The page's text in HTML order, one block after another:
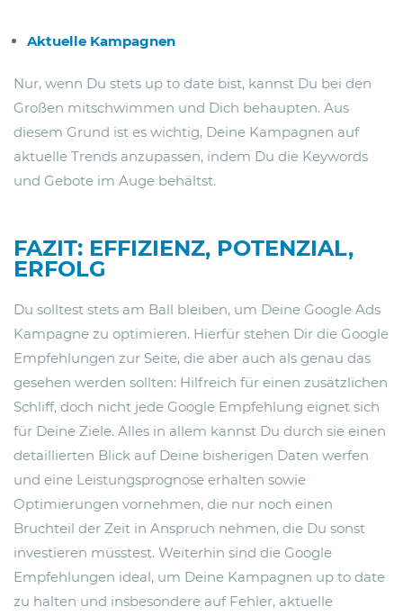
Aktuelle Kampagnen
Nur, wenn Du stets up to date bist, kannst Du bei den
Großen mitschwimmen und Dich behaupten. Aus
diesem Grund ist es wichtig, Deine Kampagnen auf
aktuelle Trends anzupassen, indem Du die Keywords
und Gebote im Auge behältst.
FAZIT: EFFIZIENZ, POTENZIAL,
ERFOLG
Du solltest stets am Ball bleiben, um Deine Google Ads
Kampagne zu optimieren. Hierfür stehen Dir die Google
Empfehlungen zur Seite, die aber auch als genau das
gesehen werden sollten: Hilfreich für einen zusätzlichen
Schliff, doch nicht jede Google Empfehlung eignet sich
für Deine Ziele. Alles in allem kannst Du durch sie einen
detaillierten Blick auf Deine bisherigen Daten werfen
und eine Leistungsprognose erhalten sowie
Optimierungen vornehmen, die nur noch einen
Bruchteil der Zeit in Anspruch nehmen, die Du sonst
investieren müsstest. Weiterhin sind die Google
Empfehlungen ideal, um Deine Kampagnen up to date
zu halten und insbesondere auf Fehler, aktuelle